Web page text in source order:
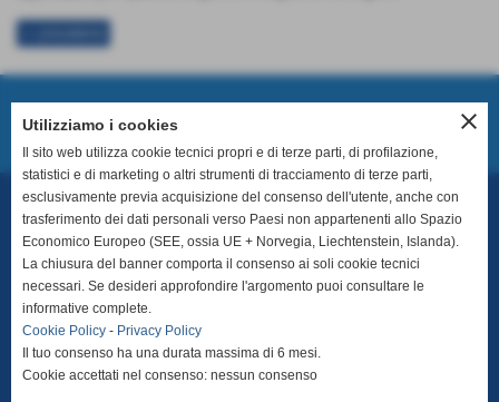
Prossimo Incontro
ASD Ginosa
Matricola LND 21400
Via per Montescaglioso, snc - 74013 - Ginosa (TA)
P.I. 02959880739 - C.F.: 90073980733
close
Utilizziamo i cookies
Il sito web utilizza cookie tecnici propri e di terze parti, di profilazione,
statistici e di marketing o altri strumenti di tracciamento di terze parti,
esclusivamente previa acquisizione del consenso dell'utente, anche con
trasferimento dei dati personali verso Paesi non appartenenti allo Spazio
Economico Europeo (SEE, ossia UE + Norvegia, Liechtenstein, Islanda).
La chiusura del banner comporta il consenso ai soli cookie tecnici
necessari. Se desideri approfondire l'argomento puoi consultare le
informative complete.
Cookie Policy - Privacy Policy
Il tuo consenso ha una durata massima di 6 mesi.
Cookie accettati nel consenso: nessun consenso